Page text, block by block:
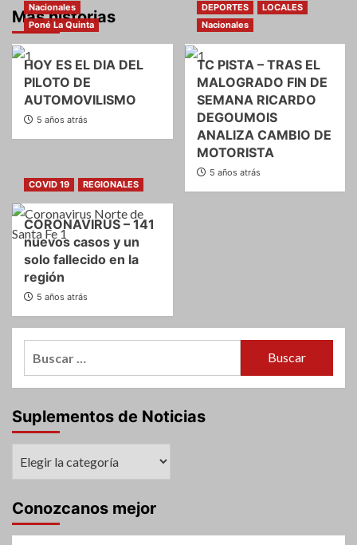
Más historias
Nacionales
Poné La Quinta
HOY ES EL DIA DEL
PILOTO DE
AUTOMOVILISMO
5 años atrás
DEPORTES
LOCALES
Nacionales
TC PISTA – TRAS EL
MALOGRADO FIN DE
SEMANA RICARDO
DEGOUMOIS
ANALIZA CAMBIO DE
MOTORISTA
5 años atrás
COVID 19
REGIONALES
CORONAVIRUS – 141
nuevos casos y un
solo fallecido en la
región
5 años atrás
Suplementos de Noticias
Conozcanos mejor